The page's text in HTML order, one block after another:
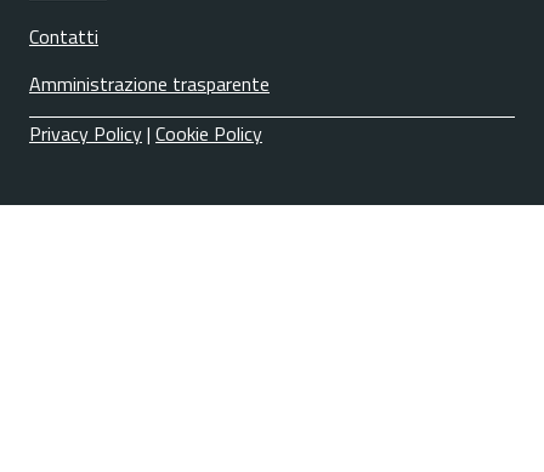
Contatti
Amministrazione trasparente
Privacy Policy| Cookie Policy